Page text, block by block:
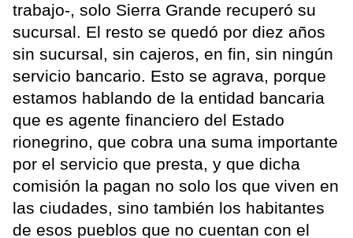
trabajo-, solo Sierra Grande recuperó su
sucursal. El resto se quedó por diez años
sin sucursal, sin cajeros, en fin, sin ningún
servicio bancario. Esto se agrava, porque
estamos hablando de la entidad bancaria
que es agente financiero del Estado
rionegrino, que cobra una suma importante
por el servicio que presta, y que dicha
comisión la pagan no solo los que viven en
las ciudades, sino también los habitantes
de esos pueblos que no cuentan con el